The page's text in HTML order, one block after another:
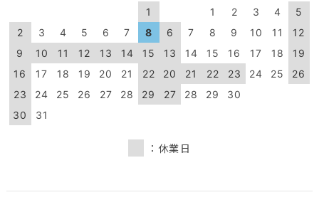
1
2
3 4 5 6 7
8
9
10 11 12 13 14
15
16
17 18 19 20 21
22
23
24 25 26 27 28
29
30
31
1 2 3 4
5
6
7 8 9 10 11
12
13
14 15 16 17 18
19
20
21 22 23 24 25
26
27
28 29 30
：休業日